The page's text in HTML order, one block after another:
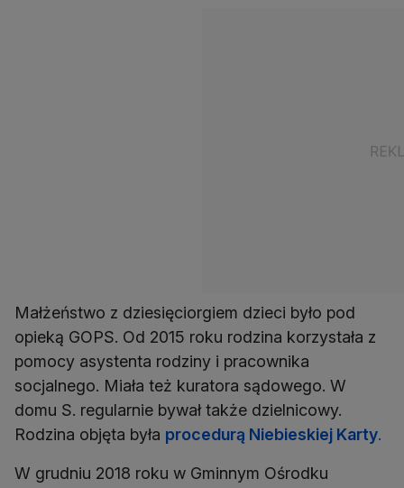
Małżeństwo z dziesięciorgiem dzieci było pod
opieką GOPS. Od 2015 roku rodzina korzystała z
pomocy asystenta rodziny i pracownika
socjalnego. Miała też kuratora sądowego. W
domu S. regularnie bywał także dzielnicowy.
Rodzina objęta była procedurą Niebieskiej Karty.
W grudniu 2018 roku w Gminnym Ośrodku